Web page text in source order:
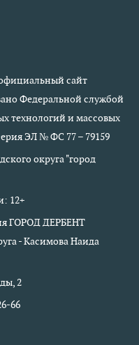
сайт
Федеральной службой
технологий и массовых
ЭЛ № ФС 77 – 79159
округа "город
12+
ГОРОД ДЕРБЕНТ
- Касимова Наида
2
66